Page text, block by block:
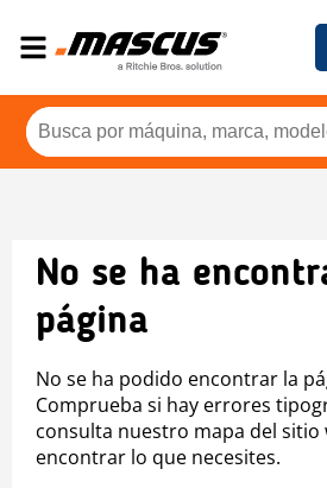
No se ha
página
No se ha podido encontrar la
Comprueba si hay errores
consulta nuestro mapa del sitio
encontrar lo que necesites.